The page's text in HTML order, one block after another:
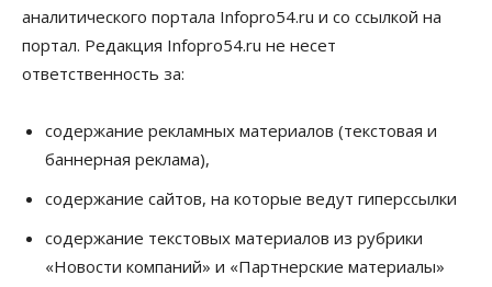
Бизнес Общество
Самые популярные у
предпринимателей сферы бизнеса назвали в
Новосибирске
Недвижимость
Летний марафон скидок в ГК «Расцветай — до 16
05 Августа 2026, 15:55
Недвижимость
Проект нового микрорайона на улице Кирова
аналитического портала Infopro54.ru и со ссылкой на
портал. Редакция Infopro54.ru не несет
ответственность за:
содержание рекламных материалов (текстовая и
баннерная реклама),
содержание сайтов, на которые ведут гиперссылки
содержание текстовых материалов из рубрики
«Новости компаний» и «Партнерские материалы»